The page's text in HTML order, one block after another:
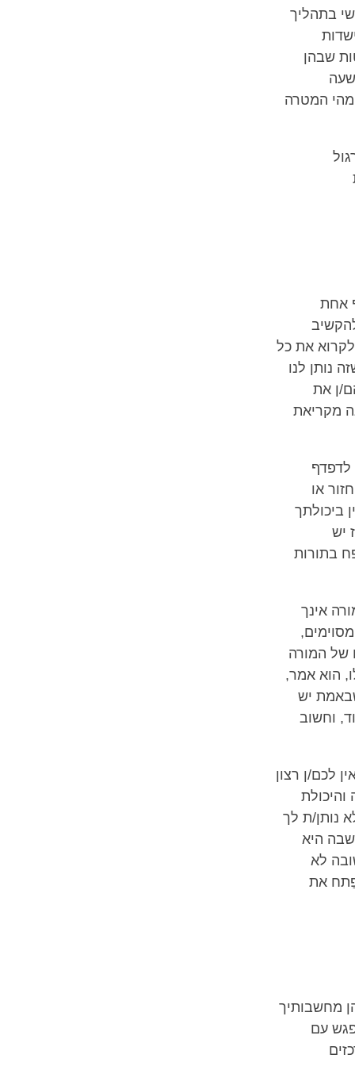
בתהליך
שבהן
מהי המטרה
אחת
לקרוא את כל
נותן לנו
ן את
מקריאת
או
ביכולתך
יש
בתורות
אינך
של המורה
הוא אמר,
יש
וחשוב
לכם/ן רצון
נותן/ת לך
היא
לא
את
מחשבותיך
עם